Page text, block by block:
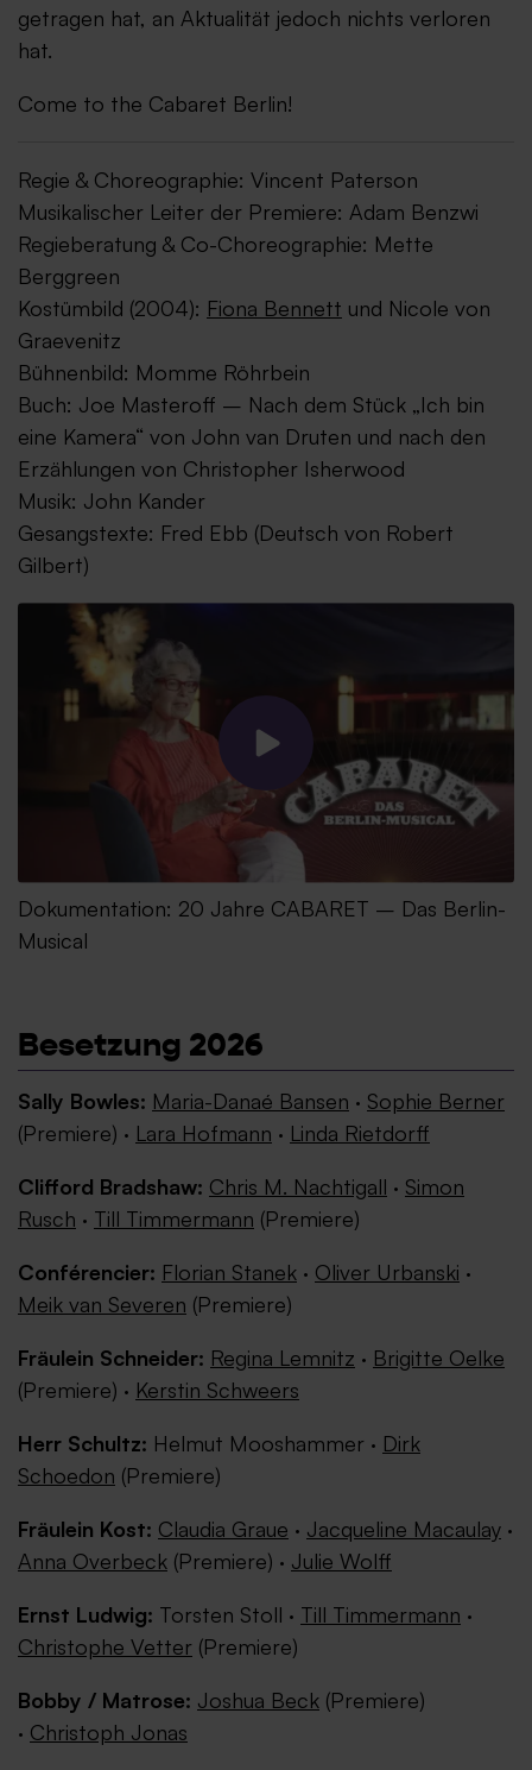
getragen hat, an Aktualität jedoch nichts verloren
hat.
Come to the Cabaret Berlin!
Regie & Choreographie: Vincent Paterson
Musikalischer Leiter der Premiere: Adam Benzwi
Regieberatung & Co-Choreographie: Mette
Berggreen
Kostümbild (2004): Fiona Bennett und Nicole von
Graevenitz
Bühnenbild: Momme Röhrbein
Buch: Joe Masteroff – Nach dem Stück „Ich bin
eine Kamera“ von John van Druten und nach den
Erzählungen von Christopher Isherwood
Musik: John Kander
Gesangstexte: Fred Ebb (Deutsch von Robert
Gilbert)
Dokumentation: 20 Jahre CABARET – Das Berlin-
Musical
Besetzung 2026
Sally Bowles: Maria-Danaé Bansen · Sophie Berner
(Premiere) · Lara Hofmann · Linda Rietdorff
Clifford Bradshaw: Chris M. Nachtigall · Simon
Rusch · Till Timmermann (Premiere)
Conférencier: Florian Stanek · Oliver Urbanski ·
Meik van Severen (Premiere)
Fräulein Schneider: Regina Lemnitz · Brigitte Oelke
(Premiere) · Kerstin Schweers
Herr Schultz: Helmut Mooshammer · Dirk
Schoedon (Premiere)
Fräulein Kost: Claudia Graue · Jacqueline Macaulay ·
Anna Overbeck (Premiere) · Julie Wolff
Ernst Ludwig: Torsten Stoll · Till Timmermann ·
Christophe Vetter (Premiere)
Bobby / Matrose: Joshua Beck (Premiere)
· Christoph Jonas